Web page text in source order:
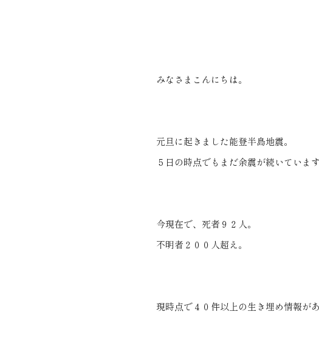
みなさまこんにちは。
元旦に起きました能登半島地震。
５日の時点でもまだ余震が続いています
今現在で、死者９２人。
不明者２００人超え。
現時点で４０件以上の生き埋め情報が